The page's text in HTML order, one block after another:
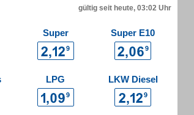
gültig seit heute, 03:02 Uhr
Super Super E10
LPG LKW Diesel